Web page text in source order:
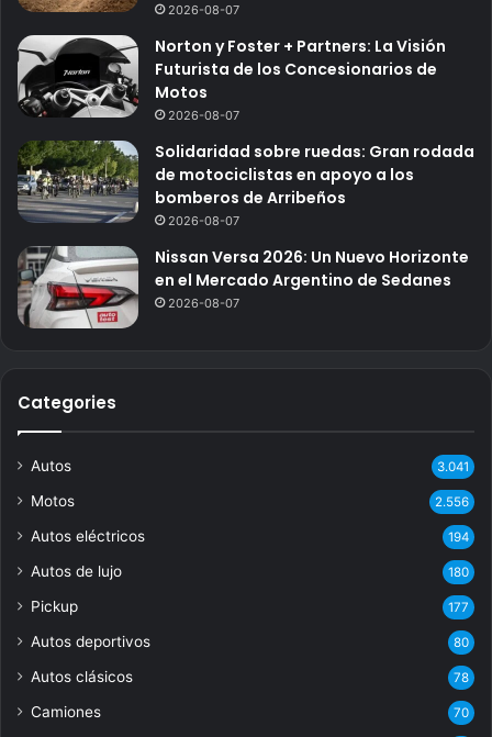
2026-08-07
Norton y Foster + Partners: La Visión
Futurista de los Concesionarios de
Motos
2026-08-07
Solidaridad sobre ruedas: Gran rodada
de motociclistas en apoyo a los
bomberos de Arribeños
2026-08-07
Nissan Versa 2026: Un Nuevo Horizonte
en el Mercado Argentino de Sedanes
2026-08-07
Categories
Autos 3.041
Motos 2.556
Autos eléctricos 194
Autos de lujo 180
Pickup 177
Autos deportivos 80
Autos clásicos 78
Camiones 70